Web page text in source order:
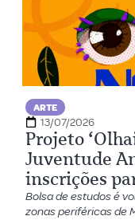
ARTE
13/07/2026
Projeto
Juventude
inscrições
Bolsa de estudos é
zonas periféricas de